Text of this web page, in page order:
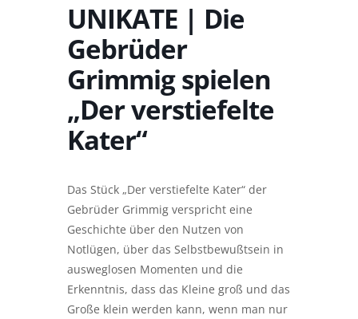
UNIKATE | Die
Gebrüder
Grimmig spielen
„Der verstiefelte
Kater“
Das Stück „Der verstiefelte Kater“ der
Gebrüder Grimmig verspricht eine
Geschichte über den Nutzen von
Notlügen, über das Selbstbewußtsein in
ausweglosen Momenten und die
Erkenntnis, dass das Kleine groß und das
Große klein werden kann, wenn man nur